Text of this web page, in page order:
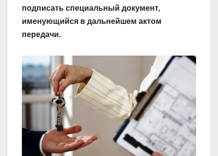
подписать специальный документ,
именующийся в дальнейшем актом
передачи.